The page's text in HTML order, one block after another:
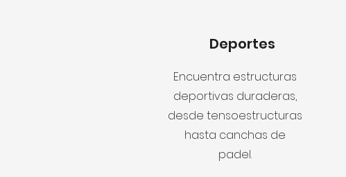
Deportes
Encuentra estructuras
deportivas duraderas,
desde tensoestructuras
hasta canchas de
padel.